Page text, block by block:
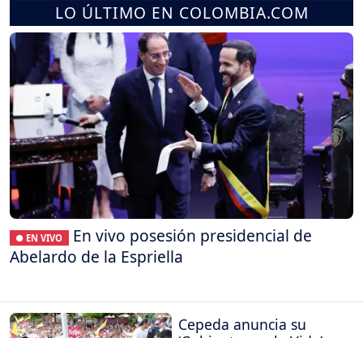
LO ÚLTIMO EN COLOMBIA.COM
● EN VIVO
En vivo posesión presidencial de
Abelardo de la Espriella
Cepeda anuncia su